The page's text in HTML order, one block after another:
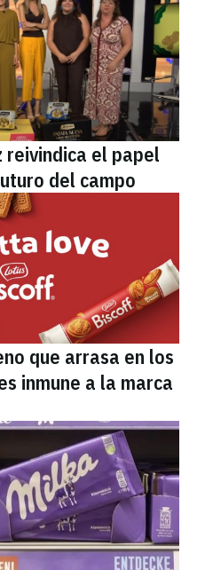
el papel
del campo
que arrasa en los
inmune a la marca